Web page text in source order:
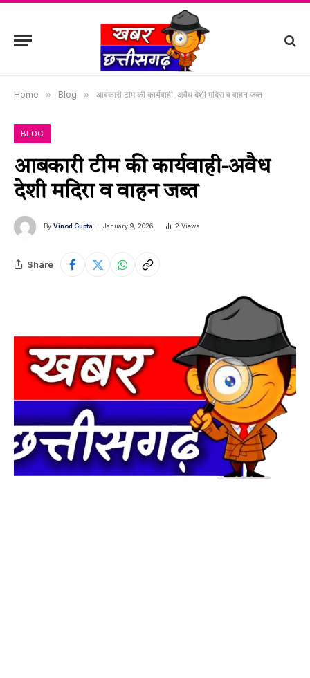
Home » Blog » आबकारी टीम की कार्यवाही-अवैध देशी मदिरा व वाहन जब्त
BLOG
आबकारी टीम की कार्यवाही-अवैध
देशी मदिरा व वाहन जब्त
By Vinod Gupta January 9, 2026 2 Views
Share